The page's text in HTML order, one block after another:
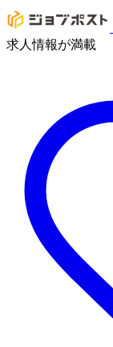
求人情報が満載